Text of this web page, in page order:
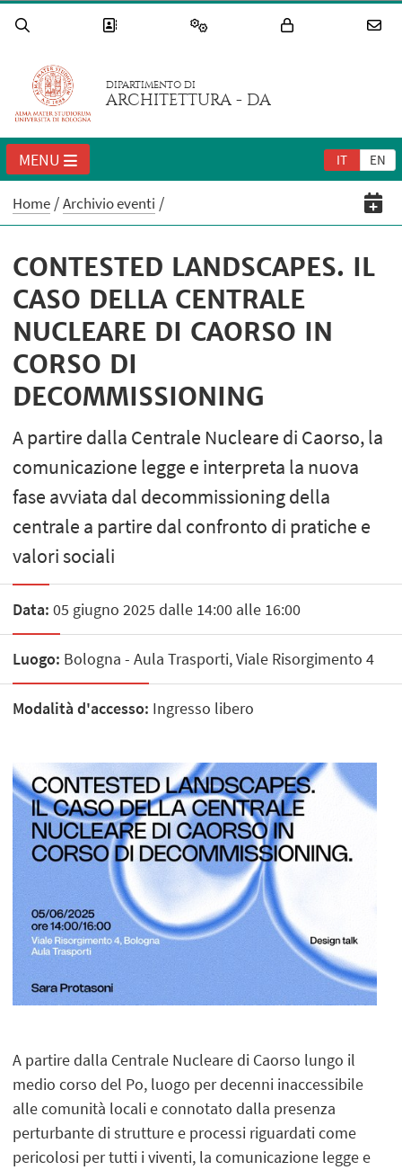
DIPARTIMENTO DI
ARCHITETTURA - DA
IT EN
MENU
Home Archivio eventi
CONTESTED LANDSCAPES. IL
CASO DELLA CENTRALE
NUCLEARE DI CAORSO IN
CORSO DI
DECOMMISSIONING
A partire dalla Centrale Nucleare di Caorso, la
comunicazione legge e interpreta la nuova
fase avviata dal decommissioning della
centrale a partire dal confronto di pratiche e
valori sociali
Data: 05 giugno 2025 dalle 14:00 alle 16:00
Luogo: Bologna - Aula Trasporti, Viale Risorgimento 4
Modalità d'accesso: Ingresso libero
A partire dalla Centrale Nucleare di Caorso lungo il
medio corso del Po, luogo per decenni inaccessibile
alle comunità locali e connotato dalla presenza
perturbante di strutture e processi riguardati come
pericolosi per tutti i viventi, la comunicazione legge e